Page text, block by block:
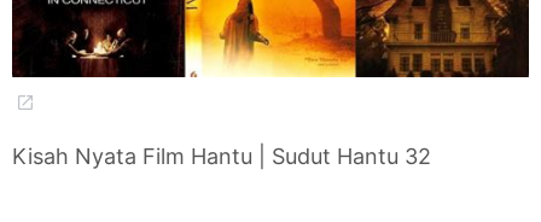
Kisah Nyata Film Hantu | Sudut Hantu 32